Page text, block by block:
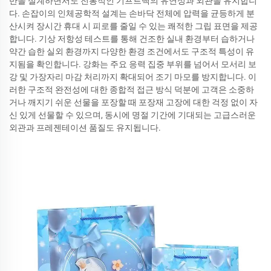
다. 손잡이의 인체공학적 설계는 손바닥 전체에 압력을 균등하게 분
산시켜 장시간 휴대 시 피로를 줄일 수 있는 쾌적한 그립 표면을 제공
합니다. 기상 저항성 테스트를 통해 건조한 실내 환경부터 습하거나
약간 습한 실외 환경까지 다양한 환경 조건에서도 구조적 특성이 유
지됨을 확인합니다. 강화는 주요 응력 집중 부위를 넘어서 모서리 보
강 및 가장자리 마감 처리까지 확대되어 조기 마모를 방지합니다. 이
러한 구조적 완전성에 대한 종합적 접근 방식 덕분에 고객은 소중하
거나 깨지기 쉬운 선물을 포장할 때 포장재 고장에 대한 걱정 없이 자
신 있게 선물할 수 있으며, 동시에 명절 기간에 기대되는 고급스러운
외관과 프레젠테이션 품질도 유지됩니다.